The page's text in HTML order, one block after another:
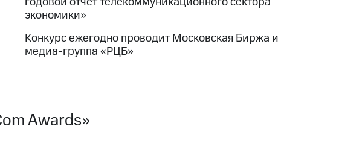
экономики»
Конкурс ежегодно проводит Московская Биржа и
медиа-группа «РЦБ»
Awards»